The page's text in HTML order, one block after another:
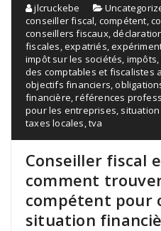
jlcruckebe
conseiller fiscal compétent ,
conseillers fiscaux,
fiscales ,expatriés ,
impôt sur les sociétés impôts
des comptables et fiscalistes
objectifs financiers ,
financière ,références
pour les entreprises
taxes locales ,tva
Conseiller fiscal
comment
compétent pour
situation